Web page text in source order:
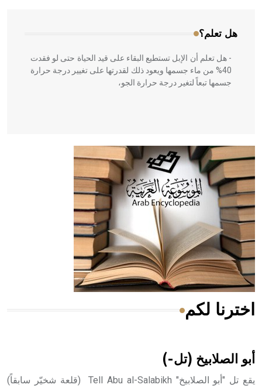
هل تعلم؟
- هل تعلم أن الإبل تستطيع البقاء على قيد الحياة حتى لو فقدت
40% من ماء جسمها ويعود ذلك لقدرتها على تغيير درجة حرارة
جسمها تبعاً لتغير درجة حرارة الجو،
- هل تعلم أن أبقراط كتب في الطب أربعة مؤلفات هي:
الحكم، الأدلة، تنظيم التغذية، ورسالته في جروح الرأس. ويعود
له الفضل بأنه حرر الطب من الدين والفلسفة.
- هل تعلم أن المرجان إفراز حيواني يتكون في البحر ويتركب
من مادة كربونات الكلسيوم، وهو أحمر أو شديد الحمرة وهو
أجود أنواعه، ويمتاز بكبر الحجم ويسمى الش
هل تعلم أن الأبسيد كلمة فرنسية اللفظ تم اعتمادها مصطلحاً
اخترنا لكم
أبو الصلابيخ (تل-)
يقع تل "أبو الصلابيخ" Tell Abu al-Salabikh (قلعة شخيّر سابقاً)